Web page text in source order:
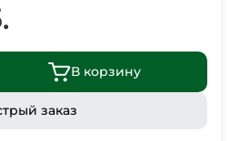
В корзину
заказ